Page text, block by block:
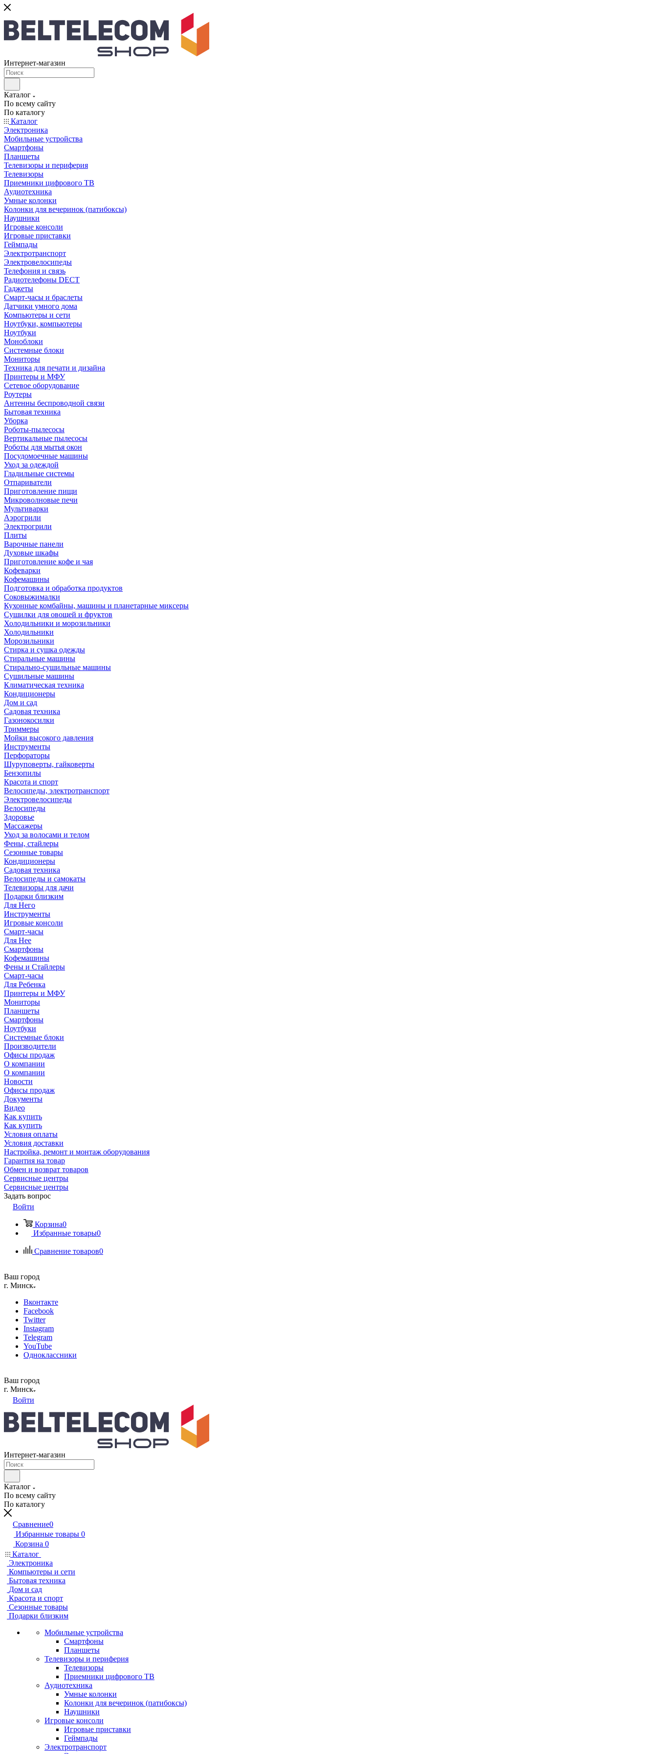
Интернет-магазин
Каталог
По всему сайту
По каталогу
Каталог
Электроника
Мобильные устройства
Смартфоны
Планшеты
Телевизоры и периферия
Телевизоры
Приемники цифрового ТВ
Аудиотехника
Умные колонки
Колонки для вечеринок (патибоксы)
Наушники
Игровые консоли
Игровые приставки
Геймпады
Электротранспорт
Электровелосипеды
Телефония и связь
Радиотелефоны DECT
Гаджеты
Смарт-часы и браслеты
Датчики умного дома
Компьютеры и сети
Ноутбуки, компьютеры
Ноутбуки
Моноблоки
Системные блоки
Мониторы
Техника для печати и дизайна
Принтеры и МФУ
Сетевое оборудование
Роутеры
Антенны беспроводной связи
Бытовая техника
Уборка
Роботы-пылесосы
Вертикальные пылесосы
Роботы для мытья окон
Посудомоечные машины
Уход за одеждой
Гладильные системы
Отпариватели
Приготовление пищи
Микроволновые печи
Мультиварки
Аэрогрили
Электрогрили
Плиты
Варочные панели
Духовые шкафы
Приготовление кофе и чая
Кофеварки
Кофемашины
Подготовка и обработка продуктов
Соковыжималки
Кухонные комбайны, машины и планетарные миксеры
Сушилки для овощей и фруктов
Холодильники и морозильники
Холодильники
Морозильники
Стирка и сушка одежды
Стиральные машины
Стирально-сушильные машины
Сушильные машины
Климатическая техника
Кондиционеры
Дом и сад
Садовая техника
Газонокосилки
Триммеры
Мойки высокого давления
Инструменты
Перфораторы
Шуруповерты, гайковерты
Бензопилы
Красота и спорт
Велосипеды, электротранспорт
Электровелосипеды
Велосипеды
Здоровье
Массажеры
Уход за волосами и телом
Фены, стайлеры
Сезонные товары
Кондиционеры
Садовая техника
Велосипеды и самокаты
Телевизоры для дачи
Подарки близким
Для Него
Инструменты
Игровые консоли
Смарт-часы
Для Нее
Смартфоны
Кофемашины
Фены и Стайлеры
Смарт-часы
Для Ребенка
Принтеры и МФУ
Мониторы
Планшеты
Смартфоны
Ноутбуки
Системные блоки
Производители
Офисы продаж
О компании
О компании
Новости
Офисы продаж
Документы
Видео
Как купить
Как купить
Условия оплаты
Условия доставки
Настройка, ремонт и монтаж оборудования
Гарантия на товар
Обмен и возврат товаров
Сервисные центры
Сервисные центры
Задать вопрос
Войти
Корзина0
Избранные товары0
Сравнение товаров0
Ваш город
г. Минск
Вконтакте
Facebook
Twitter
Instagram
Telegram
YouTube
Одноклассники
Ваш город
г. Минск
Войти
Интернет-магазин
Каталог
По всему сайту
По каталогу
Сравнение0
Избранные товары 0
Корзина 0
Каталог
Электроника
Компьютеры и сети
Бытовая техника
Дом и сад
Красота и спорт
Сезонные товары
Подарки близким
Мобильные устройства
Смартфоны
Планшеты
Телевизоры и периферия
Телевизоры
Приемники цифрового ТВ
Аудиотехника
Умные колонки
Колонки для вечеринок (патибоксы)
Наушники
Игровые консоли
Игровые приставки
Геймпады
Электротранспорт